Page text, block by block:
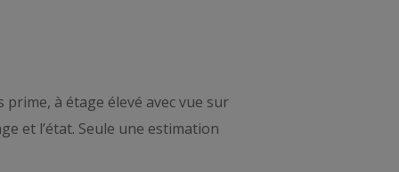
prime, à étage élevé avec vue sur
et l’état. Seule une estimation